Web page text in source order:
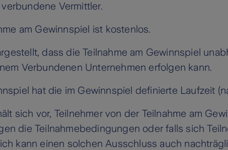
Vermittler.
am Gewinnspiel ist kostenlos.
dass die Teilnahme am Gewinnspiel
Verbundenen Unternehmen erfolgen kann.
hat die im Gewinnspiel definierte Laufzeit
sich vor, Teilnehmer von der Teilnahme am
die Teilnahmebedingungen oder falls sich
kann einen solchen Ausschluss auch